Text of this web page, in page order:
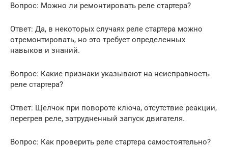
Вопрос: Можно ли ремонтировать реле стартера?
Ответ: Да, в некоторых случаях реле стартера можно
отремонтировать, но это требует определенных
навыков и знаний.
Вопрос: Какие признаки указывают на неисправность
реле стартера?
Ответ: Щелчок при повороте ключа, отсутствие реакции,
перегрев реле, затрудненный запуск двигателя.
Вопрос: Как проверить реле стартера самостоятельно?